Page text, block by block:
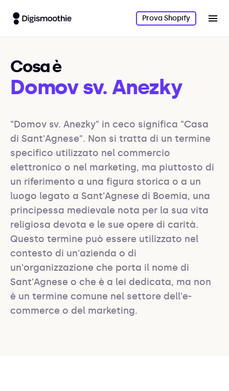
Prova Shopify
Cosa è
Domov sv. Anezky
"Domov sv. Anezky" in ceco significa "Casa
di Sant'Agnese". Non si tratta di un termine
specifico utilizzato nel commercio
elettronico o nel marketing, ma piuttosto di
un riferimento a una figura storica o a un
luogo legato a Sant'Agnese di Boemia, una
principessa medievale nota per la sua vita
religiosa devota e le sue opere di carità.
Questo termine può essere utilizzato nel
contesto di un'azienda o di
un'organizzazione che porta il nome di
Sant'Agnese o che è a lei dedicata, ma non
è un termine comune nel settore dell'e-
commerce o del marketing.